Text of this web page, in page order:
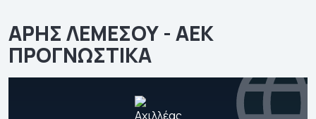
ΑΡΗΣ ΛΕΜΕΣΟΥ - ΑΕΚ
ΠΡΟΓΝΩΣΤΙΚΑ